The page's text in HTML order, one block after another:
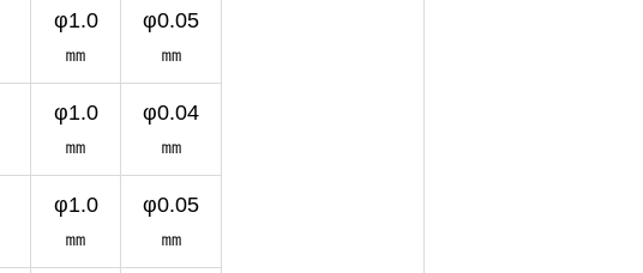
φ1.0
㎜
φ0.05
㎜
φ1.0
㎜
φ0.04
㎜
φ1.0
㎜
φ0.05
㎜